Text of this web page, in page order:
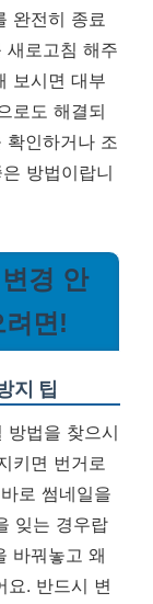
완전히 종료
새로고침 해주
보시면 대부
로도 해결되
확인하거나 조
방법이랍니
경 안
면!
지 팁
방법을 찾으시
키면 번거로
로 썸네일을
잊는 경우랍
바꿔놓고 왜
요. 반드시 변